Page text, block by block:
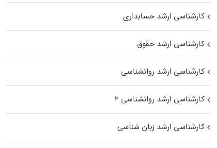
کارشناسی ارشد حسابداری
کارشناسی ارشد حقوق
کارشناسی ارشد روانشناسی
کارشناسی ارشد روانشناسی ۲
کارشناسی ارشد زبان شناسی